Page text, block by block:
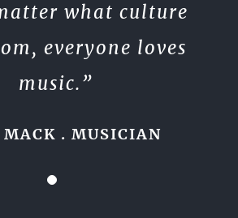
what culture
everyone loves
music.”
MACK . MUSICIAN